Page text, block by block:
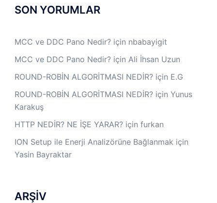
SON YORUMLAR
MCC ve DDC Pano Nedir? için nbabayigit
MCC ve DDC Pano Nedir? için Ali İhsan Uzun
ROUND-ROBİN ALGORİTMASI NEDİR? için E.G
ROUND-ROBİN ALGORİTMASI NEDİR? için Yunus
Karakuş
HTTP NEDİR? NE İŞE YARAR? için furkan
ION Setup ile Enerji Analizörüne Bağlanmak için
Yasin Bayraktar
ARŞİV